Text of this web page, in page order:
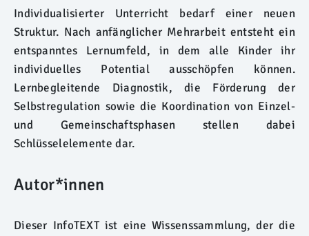
Individualisierter Unterricht bedarf einer neuen
Struktur. Nach anfänglicher Mehrarbeit entsteht ein
entspanntes Lernumfeld, in dem alle Kinder ihr
individuelles Potential ausschöpfen können.
Lernbegleitende Diagnostik, die Förderung der
Selbstregulation sowie die Koordination von Einzel-
und Gemeinschaftsphasen stellen dabei
Schlüsselelemente dar.
Autor*innen
Dieser InfoTEXT ist eine Wissenssammlung, der die